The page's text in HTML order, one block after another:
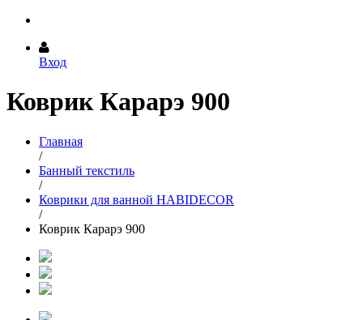
Вход
Коврик Карарэ 900
Главная
/
Банный текстиль
/
Коврики для ванной HABIDECOR
/
Коврик Карарэ 900